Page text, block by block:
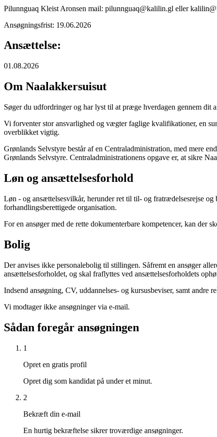
Pilunnguaq Kleist Aronsen mail: pilunnguaq@kalilin.gl eller
Ansøgningsfrist: 19.06.2026
Ansættelse:
01.08.2026
Om Naalakkersuisut
Søger du udfordringer og har lyst til at præge hverdagen gennem
Vi forventer stor ansvarlighed og vægter faglige kvalifikationer, en
overblikket vigtig.
Grønlands Selvstyre består af en Centraladministration, med mere
Grønlands Selvstyre. Centraladministrationens opgave er, at sikre
Løn og ansættelsesforhold
Løn - og ansættelsesvilkår, herunder ret til til- og fratrædelsesrejse
forhandlingsberettigede organisation.
For en ansøger med de rette dokumenterbare kompetencer, kan der
Bolig
Der anvises ikke personalebolig til stillingen. Såfremt en ansøger
ansættelsesforholdet, og skal fraflyttes ved ansættelsesforholdets
Indsend ansøgning, CV, uddannelses- og kursusbeviser, samt andre
Vi modtager ikke ansøgninger via e-mail.
Sådan foregår ansøgningen
1
Opret en gratis profil
Opret dig som kandidat på under et minut.
2
Bekræft din e-mail
En hurtig bekræftelse sikrer troværdige ansøgninger.